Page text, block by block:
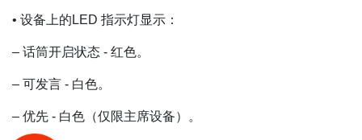
• 设备上的LED 指示灯显示：
– 话筒开启状态 - 红色。
– 可发言 - 白色。
– 优先 - 白色（仅限主席设备）。